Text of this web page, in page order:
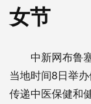
女节
中新网布鲁塞
当地时间8日举
传递中医保健和